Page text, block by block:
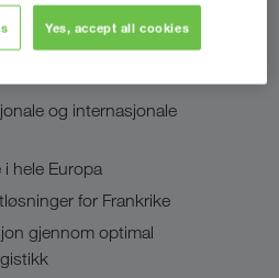
gir deg
og internasjonale
i hele Europa
for Frankrike
gjennom optimal
Yes, accept all cookies